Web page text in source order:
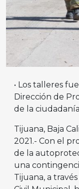
• Los talleres
Dirección de
de la ciudadanía
Tijuana, Baja
2021.- Con el
de la
una
Tijuana, a